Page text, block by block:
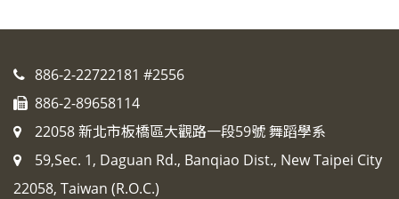
886-2-22722181 #2556
886-2-89658114
22058 新北市板橋區大觀路一段59號 舞蹈學系
59,Sec. 1, Daguan Rd., Banqiao Dist., New Taipei City
22058, Taiwan (R.O.C.)